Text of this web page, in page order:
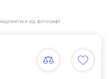
від фотографії